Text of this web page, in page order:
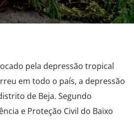
pela depressão tropical
em todo o país, a depressão
de Beja. Segundo
e Proteção Civil do Baixo